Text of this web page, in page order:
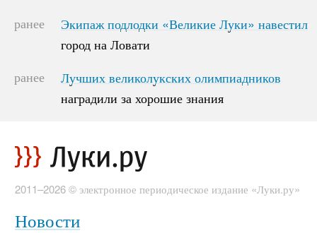
ранее
Экипаж подлодки «Великие Луки» навестил
город на Ловати
Экипаж подлодки «Великие Луки» навестил
город на Ловати
ранее
Лучших великолукских олимпиадников
наградили за хорошие знания
Лучших великолукских олимпиадников
наградили за хорошие знания
2011–2026 © электронное периодическое издание «Луки.ру»
Новости